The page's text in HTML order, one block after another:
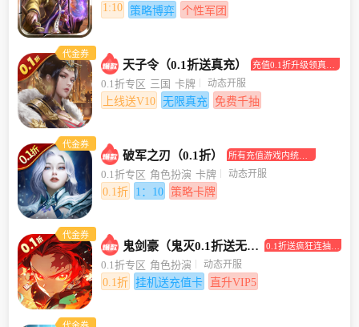
1:10 策略博弈 个性军团
代金券
天子令（0.1折送真充）
充值0.1折升级领真充
0.1折专区 三国 卡牌 动态开服
上线送V10 无限真充 免费千抽
代金券
破军之刃（0.1折）
所有充值游戏内统统
打0.1折！
0.1折专区 角色扮演 卡牌 动态开服
0.1折 1：10 策略卡牌
代金券
鬼剑豪（鬼灭0.1折送无限抽）
0.1折送疯狂连抽，
0.1折专区 角色扮演 动态开服
0.1折 挂机送充值卡 直升VIP5